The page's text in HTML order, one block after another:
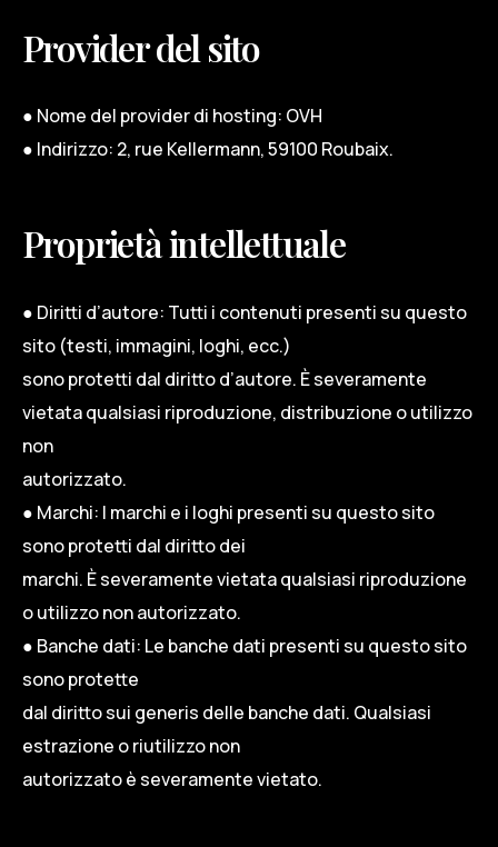
Provider del sito
● Nome del provider di hosting: OVH
● Indirizzo: 2, rue Kellermann, 59100 Roubaix.
Proprietà intellettuale
● Diritti d’autore: Tutti i contenuti presenti su questo
sito (testi, immagini, loghi, ecc.)
sono protetti dal diritto d’autore. È severamente
vietata qualsiasi riproduzione, distribuzione o utilizzo
non
autorizzato.
● Marchi: I marchi e i loghi presenti su questo sito
sono protetti dal diritto dei
marchi. È severamente vietata qualsiasi riproduzione
o utilizzo non autorizzato.
● Banche dati: Le banche dati presenti su questo sito
sono protette
dal diritto sui generis delle banche dati. Qualsiasi
estrazione o riutilizzo non
autorizzato è severamente vietato.